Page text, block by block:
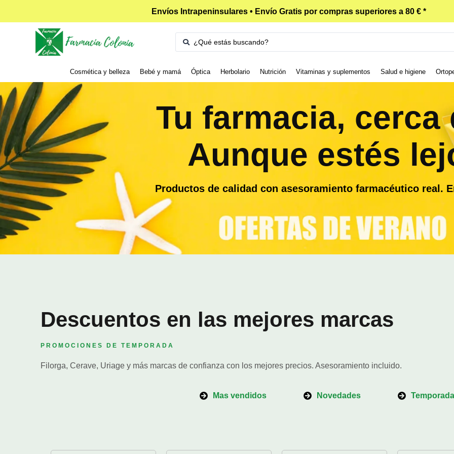
Envíos Intrapeninsulares • Envío Gratis por compras superiores a 80 € *
Cosmética y belleza Bebé y mamá Óptica Herbolario Nutrición Vitaminas y suplementos Salud e higiene
Tu farmacia, cerca
Aunque estés
Productos de calidad con asesoramiento farmacéutico real.
Ver Promociones
Descuentos en las mejores marcas
PROMOCIONES DE TEMPORADA
Filorga, Cerave, Uriage y más marcas de confianza con los mejores precios. Asesoramiento incluido.
Mas vendidos Novedades Temporada